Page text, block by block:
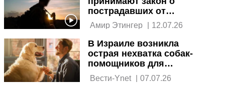
пострадавших от
боевого шока
Амир Этингер | 12.07.26
В Израиле возникла
острая нехватка собак-
помощников для
инвалидов ЦАХАЛа
Вести-Ynet | 07.07.26